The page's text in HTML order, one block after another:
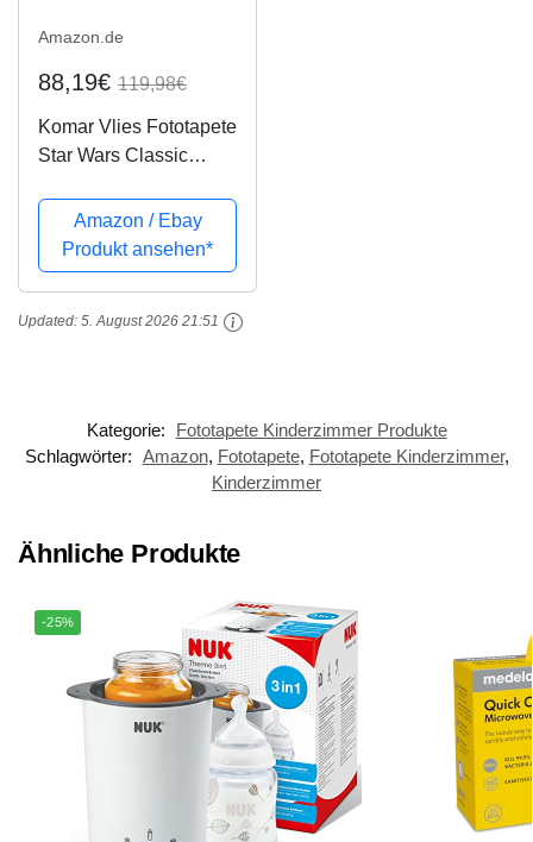
Amazon.de
88,19€ 119,98€
Komar Vlies Fototapete
Star Wars Classic
Side | Größe: 300 x
250 cm (Breite x Höhe),
Bahnbreite 50 cm |
Tapete, Wandbild,
Dekoration,...
Amazon / Ebay
Produkt ansehen*
Updated: 5. August 2026 21:51
Kategorie:
Fototapete Kinderzimmer Produkte
Schlagwörter: Amazon, Fototapete, Fototapete Kinderzimmer,
Kinderzimmer
Ähnliche Produkte
-25%